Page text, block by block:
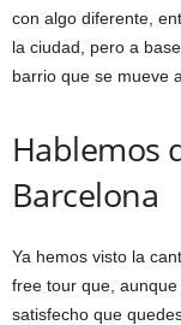
con algo diferente,
la ciudad, pero a
barrio que se mueve
Hablemos
Barcelona
Ya hemos visto la
free tour que,
satisfecho que